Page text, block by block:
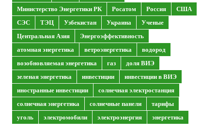
Министерство Энергетики РК
Росатом Россия
США
СЭС
ТЭЦ Узбекистан Украина
Ученые
Центральная Азия
Энергоэффективность
атомная энергетика
ветроэнергетика
водород
возобновляемая энергетика
газ
доля ВИЭ
зеленая энергетика
инвестиции
инвестиции в ВИЭ
иностранные инвестиции
солнечная электростанция
солнечная энергетика
солнечные панели
тарифы
уголь
электромобили электроэнергия энергетика